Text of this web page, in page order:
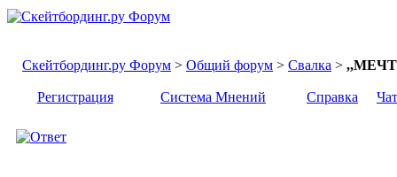
Скейтбординг.ру Форум > Общий форум > Свалка >
Регистрация Система Мнений Справка Чат